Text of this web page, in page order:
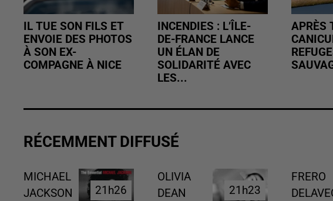
IL TUE SON FILS ET
ENVOIE DES PHOTOS
À SON EX-
COMPAGNE À NICE
INCENDIES : L’ÎLE-
DE-FRANCE LANCE
UN ÉLAN DE
SOLIDARITÉ AVEC
LES...
APRÈS
RÉCEMMENT DIFFUSÉ
MICHAEL
JACKSON
21h26
21h26
OLIVIA
DEAN
21h23
21h23
FRERO